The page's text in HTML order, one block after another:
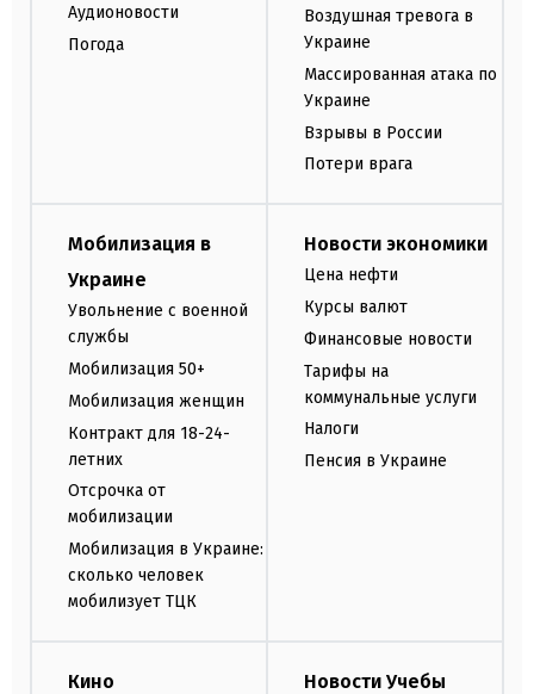
Аудионовости
Погода
Воздушная тревога в
Украине
Массированная атака по
Украине
Взрывы в России
Потери врага
Мобилизация в
Украине
Увольнение с военной
службы
Мобилизация 50+
Мобилизация женщин
Контракт для 18-24-
летних
Отсрочка от
мобилизации
Мобилизация в Украине:
сколько человек
мобилизует ТЦК
Новости экономики
Цена нефти
Курсы валют
Финансовые новости
Тарифы на
коммунальные услуги
Налоги
Пенсия в Украине
Кино Новости Учебы